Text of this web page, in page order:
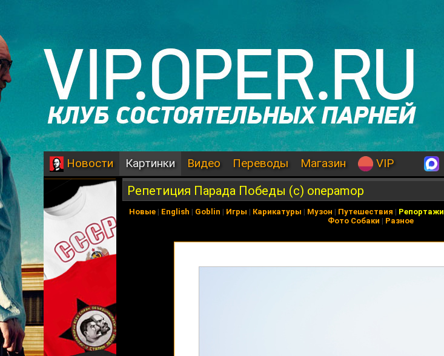
Новости Картинки Видео Переводы Магазин VIP
Репетиция Парада Победы (с) onepamop
Новые| English | Goblin | Игры | Карикатуры | Музон | Путешествия | Репортажи
Фото Собаки | Разное